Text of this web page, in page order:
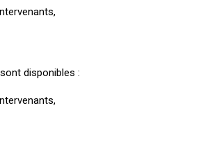
disponibles :